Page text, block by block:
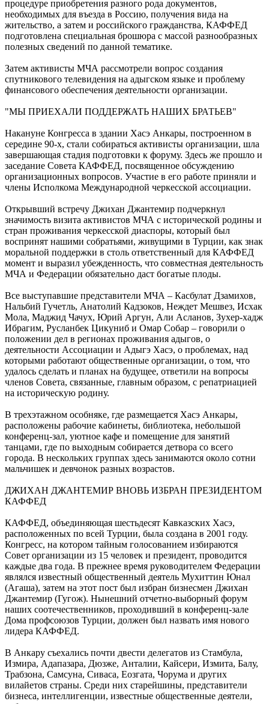
процедуре приобретения разного рода документов,
необходимых для въезда в Россию, получения вида на
жительство, а затем и российского гражданства, КАФФЕД
подготовлена специальная брошюра с массой разнообразных
полезных сведений по данной тематике.
Затем активисты МЧА рассмотрели вопрос создания
спутникового телевидения на адыгском языке и проблему
финансового обеспечения деятельности организации.
"МЫ ПРИЕХАЛИ ПОДДЕРЖАТЬ НАШИХ БРАТЬЕВ"
Накануне Конгресса в здании Хасэ Анкары, построенном в
середине 90-х, стали собираться активисты организации, шла
завершающая стадия подготовки к форуму. Здесь же прошло и
заседание Совета КАФФЕД, посвященное обсуждению
организационных вопросов. Участие в его работе приняли и
члены Исполкома Международной черкесской ассоциации.
Открывший встречу Джихан Джантемир подчеркнул
значимость визита активистов МЧА с исторической родины и
стран проживания черкесской диаспоры, который был
воспринят нашими собратьями, живущими в Турции, как знак
моральной поддержки в столь ответственный для КАФФЕД
момент и выразил убежденность, что совместная деятельность
МЧА и Федерации обязательно даст богатые плоды.
Все выступавшие представители МЧА – Касбулат Дзамихов,
Нальбий Гучетль, Анатолий Кадзоков, Неждет Мешвез, Исхак
Мола, Маджид Чачух, Юрий Аргун, Али Асланов, Зухер-хадж
Ибрагим, Русланбек Цикуниб и Омар Собар – говорили о
положении дел в регионах проживания адыгов, о
деятельности Ассоциации и Адыгэ Хасэ, о проблемах, над
которыми работают общественные организации, о том, что
удалось сделать и планах на будущее, ответили на вопросы
членов Совета, связанные, главным образом, с репатриацией
на историческую родину.
В трехэтажном особняке, где размещается Хасэ Анкары,
расположены рабочие кабинеты, библиотека, небольшой
конференц-зал, уютное кафе и помещение для занятий
танцами, где по выходным собирается детвора со всего
города. В нескольких группах здесь занимаются около сотни
мальчишек и девчонок разных возрастов.
ДЖИХАН ДЖАНТЕМИР ВНОВЬ ИЗБРАН ПРЕЗИДЕНТОМ
КАФФЕД
КАФФЕД, объединяющая шестьдесят Кавказских Хасэ,
расположенных по всей Турции, была создана в 2001 году.
Конгресс, на котором тайным голосованием избираются
Совет организации из 15 человек и президент, проводится
каждые два года. В прежнее время руководителем Федерации
являлся известный общественный деятель Мухиттин Юнал
(Агаша), затем на этот пост был избран бизнесмен Джихан
Джантемир (Гугож). Нынешний отчетно-выборный форум
наших соотечественников, проходивший в конференц-зале
Дома профсоюзов Турции, должен был назвать имя нового
лидера КАФФЕД.
В Анкару съехались почти двести делегатов из Стамбула,
Измира, Адапазара, Дюзже, Анталии, Кайсери, Измита, Балу,
Трабзона, Самсуна, Сиваса, Еозгата, Чорума и других
вилайетов страны. Среди них старейшины, представители
бизнеса, интеллигенции, известные общественные деятели,